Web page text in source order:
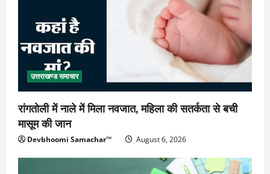
उत्तराखण्ड समाचार
रांगतोली में नाले में मिला नवजात, महिला की सतर्कता से बची
मासूम की जान
Devbhoomi Samachar™ August 6, 2026